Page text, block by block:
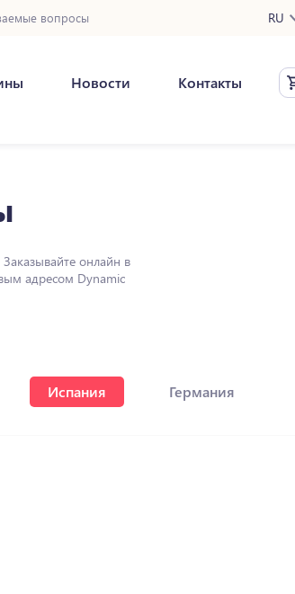
вопросы RU
Новости Контакты
онлайн в
адресом Dynamic
Испания Германия